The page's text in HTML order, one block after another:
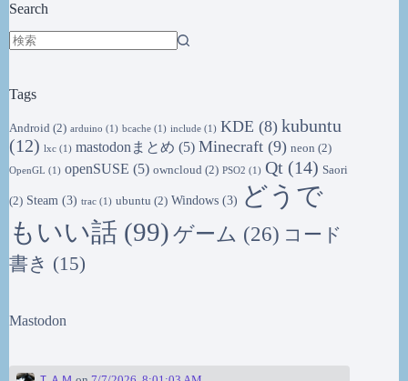
Search
な
Tags
Android (2) arduino (1) bcache (1) include (1) KDE (8) kubuntu
(12) lxc (1) mastodonまとめ (5) Minecraft (9) neon (2)
OpenGL (1) openSUSE (5) owncloud (2) PSO2 (1) Qt (14) Saori
(2) Steam (3) trac (1) ubuntu (2) Windows (3) どうで
もいい話 (99)ゲーム (26) コード
書き (15)
Mastodon